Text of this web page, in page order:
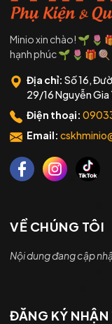
Minio xin chào! 🌱 🌷
hạnh phúc 🌱 🌷 🎁 🍭
Địa chỉ: Số 16,
29/16 Nguyễn Gia
Điện thoại:
Email:
VỀ CHÚNG TÔI
Nội dung đang cập
ĐĂNG KÝ